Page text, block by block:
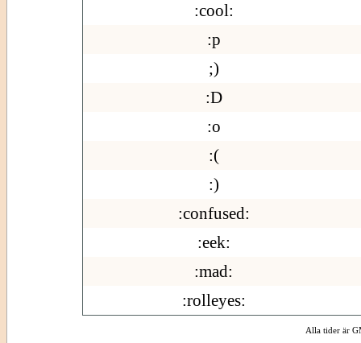
:cool:
:p
;)
:D
:o
:(
:)
:confused:
:eek:
:mad:
:rolleyes:
Alla tider är